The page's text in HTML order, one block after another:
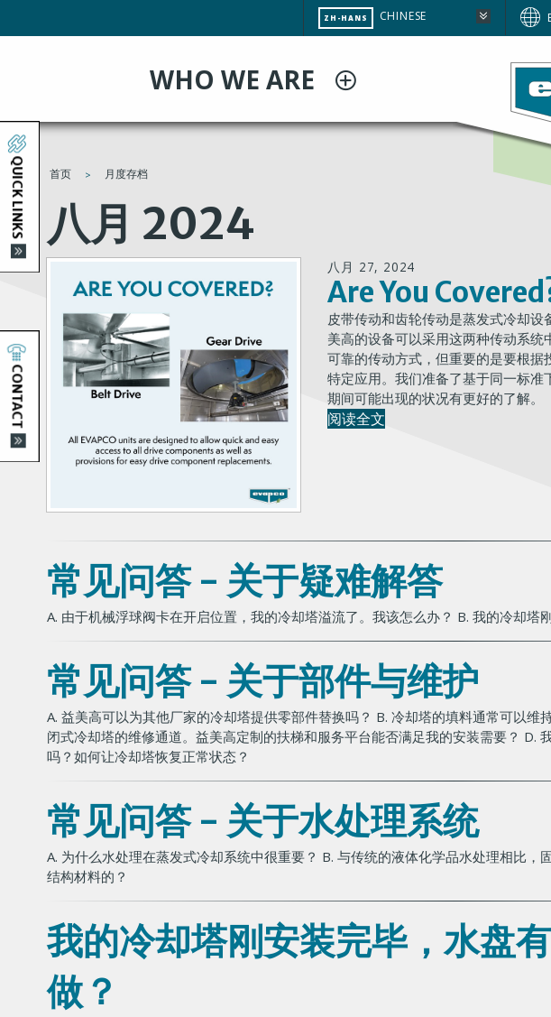
转
内
容
CHANGE
SITE
ZH-HANS CHINESE
WHO WE ARE
You
are
here
首页 月度存档
八月 2024
八月 27, 2024
Are You
皮带传动和齿轮传动是蒸发式冷却
美高的设备可以采用这两种传动系
可靠的传动方式，但重要的是要根
特定应用。我们准备了基于同一标
期间可能出现的状况有更好的了解。
阅读全文
常见问答 - 关于疑难解答
A. 由于机械浮球阀卡在开启位置，我的冷却塔溢流了。我该怎么办？ B. 我的冷却塔
常见问答 - 关于部件与维护
A. 益美高可以为其他厂家的冷却塔提供零部件替换吗？ B. 冷却塔的填料通常可以维
闭式冷却塔的维修通道。益美高定制的扶梯和服务平台能否满足我的安装需要？ D.
吗？如何让冷却塔恢复正常状态？
常见问答 - 关于水处理系统
A. 为什么水处理在蒸发式冷却系统中很重要？ B. 与传统的液体化学品水处理相比，
结构材料的？
我的冷却塔刚安装完毕，水盘
做？
QUICK LINKS
CONTACT